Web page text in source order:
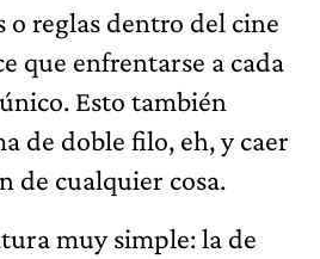
o reglas dentro del cine
que enfrentarse a cada
Esto también
de doble filo, eh, y caer
de cualquier cosa.
muy simple: la de